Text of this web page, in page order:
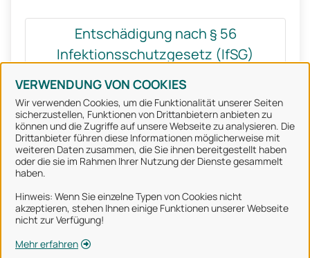
VERWENDUNG VON COOKIES
Wir verwenden Cookies, um die Funktionalität unserer Seiten
sicherzustellen, Funktionen von Drittanbietern anbieten zu
können und die Zugriffe auf unsere Webseite zu analysieren. Die
Drittanbieter führen diese Informationen möglicherweise mit
weiteren Daten zusammen, die Sie ihnen bereitgestellt haben
oder die sie im Rahmen Ihrer Nutzung der Dienste gesammelt
haben.
Hinweis: Wenn Sie einzelne Typen von Cookies nicht
akzeptieren, stehen Ihnen einige Funktionen unserer Webseite
nicht zur Verfügung!
Mehr erfahren
Entschädigung nach § 56
Infektionsschutzgesetz (IfSG)
Stadt Osnabrück
Alle Rechte vorbehalten
Über uns
Impressum